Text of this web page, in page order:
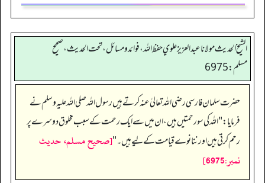
الشيخ الحديث مولانا عبدالعزيز علوي حفظ الله، فوائد و مسائل، تحت الحديث ، صحيح
مسلم: 6975
حضرت سلمان فارسی رضی اللہ تعالیٰ عنہ کرتے ہیں رسول اللہ صلی اللہ علیہ وسلم نے
فرمایا:" اللہ کی سو رحمتیں ہیں، ان میں سے ایک رحمت کے سبب مخلوق دوسرے پر
رحم کرتی ہیں اور ننانوے قیامت کے لیے ہیں۔"[صحيح مسلم، حديث
نمبر:6975]